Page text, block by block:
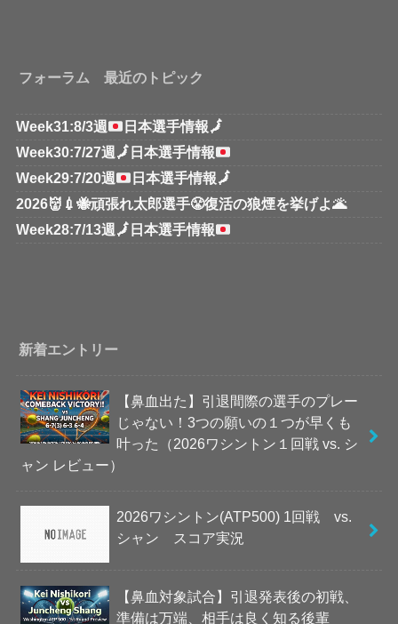
フォーラム 最近のトピック
Week31:8/3週 日本選手情報🗾
Week30:7/27週 🗾 日本選手情報
Week29:7/20週
日本選手情報🗾
2026👹💉🐝頑張れ太郎選手😤復活の狼煙を挙げよ🌋
Week28:7/13週 🗾 日本選手情報
新着エントリー
【鼻血出た】引退間際の選手のプレー
じゃない！3つの願いの１つが早くも
叶った（2026ワシントン１回戦 vs. シ
ャン レビュー）
2026ワシントン(ATP500) 1回戦 vs.
シャン スコア実況
【鼻血対象試合】引退発表後の初戦、
準備は万端、相手は良く知る後輩